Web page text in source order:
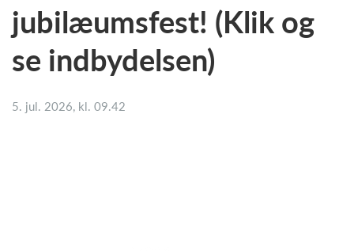
jubilæumsfest! (Klik og
se indbydelsen)
5. jul. 2026, kl. 09.42